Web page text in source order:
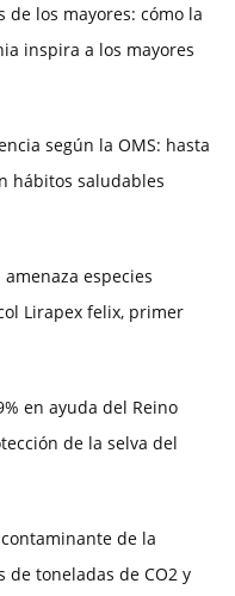
de los mayores: cómo la
inspira a los mayores
según la OMS: hasta
hábitos saludables
especies
Lirapex felix, primer
en ayuda del Reino
de la selva del
de la
toneladas de CO2 y